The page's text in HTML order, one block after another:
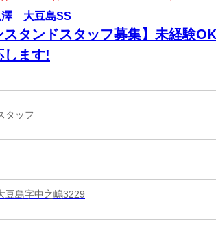
澤 大豆島SS
スタンドスタッフ募集】未経験
します!
タッフ
豆島字中之嶋3229